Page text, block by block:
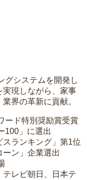
グシステムを開発し
実現しながら、家事
界の革新に貢献。
ド特別奨励賞受賞
100」に選出
ランキング」第1位
ン」企業選出
レビ朝日、日本テ